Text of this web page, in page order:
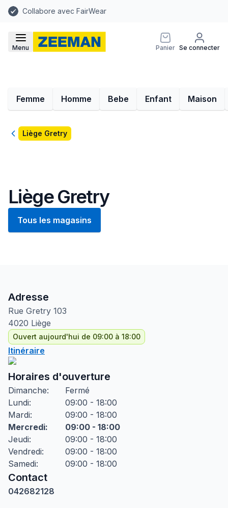
Collabore avec FairWear
Menu Panier Se connecter
Femme Homme Bebe Enfant Maison
RetourLiège Gretry
Liège Gretry
Tous les magasins
Adresse
Rue Gretry 103
4020 Liège
Ouvert aujourd'hui de 09:00 à 18:00
Itinéraire
Horaires d'ouverture
Dimanche:
Fermé
Lundi:
09:00 - 18:00
Mardi:
09:00 - 18:00
Mercredi:
09:00 - 18:00
Jeudi:
09:00 - 18:00
Vendredi:
09:00 - 18:00
Samedi: 09:00 - 18:00
Contact
042682128